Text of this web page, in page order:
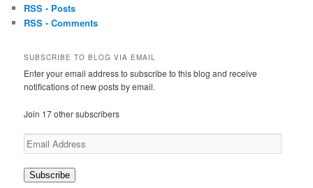
RSS - Posts
RSS - Comments
SUBSCRIBE TO BLOG VIA EMAIL
Enter your email address to subscribe to this blog and receive
notifications of new posts by email.
Join 17 other subscribers
Email
Address
Subscribe